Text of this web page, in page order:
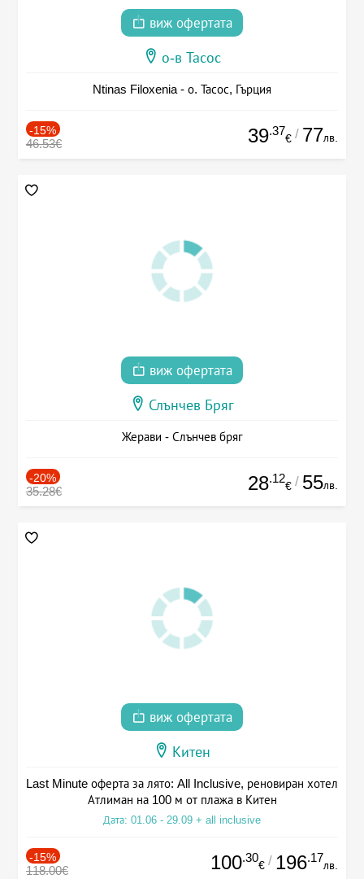
виж офертата
о-в Тасос
Ntinas Filoxenia - о. Тасос, Гърция
-15%
46.53€ 39.37
€ / 77лв.
виж офертата
Слънчев Бряг
Жерави - Слънчев бряг
-20%
35.28€ 28.12
€ / 55лв.
виж офертата
Китен
Last Minute оферта за лято: All Inclusive, реновиран хотел
Атлиман на 100 м от плажа в Китен
Дата: 01.06 - 29.09 + all inclusive
-15%
118.00€ 100.30
€ / 196.17
лв.